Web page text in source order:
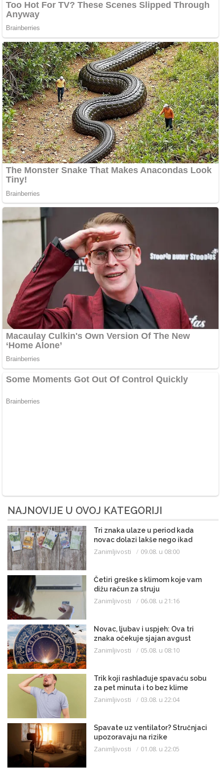
NAJNOVIJE U OVOJ KATEGORIJI
Tri znaka ulaze u period kada
novac dolazi lakše nego ikad
Zanimljivosti 09.08. u 08:00
Četiri greške s klimom koje vam
dižu račun za struju
Zanimljivosti 06.08. u 21:16
Novac, ljubav i uspjeh: Ova tri
znaka očekuje sjajan avgust
Zanimljivosti 05.08. u 08:10
Trik koji rashlađuje spavaću sobu
za pet minuta i to bez klime
Zanimljivosti 03.08. u 22:04
Spavate uz ventilator? Stručnjaci
upozoravaju na rizike
Zanimljivosti 01.08. u 22:05